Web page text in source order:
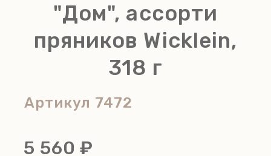
"Дом", ассорти
пряников Wicklein,
318 г
Артикул 7472
5 560 ₽